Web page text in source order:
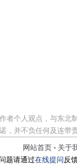
者个人观点，与东北
，并不负任何及连带
网站首页 - 关于
题请通过在线提问反